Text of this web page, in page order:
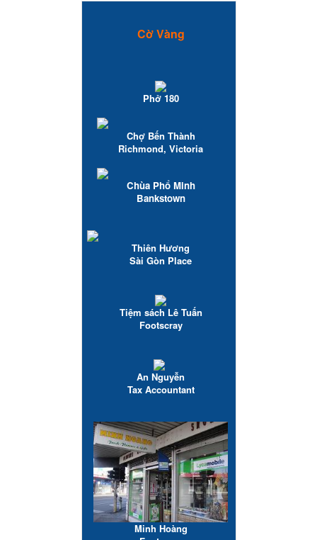
Cờ Vàng
Phở 180
Chợ Bến Thành
Richmond, Victoria
Chùa Phổ Minh
Bankstown
Thiên Hương
Sài Gòn Place
Tiệm sách Lê Tuấn
Footscray
An Nguyễn
Tax Accountant
Minh Hoàng